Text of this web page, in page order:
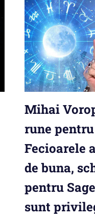
Mihai
rune
Fecioarele
de buna,
pentru
sunt